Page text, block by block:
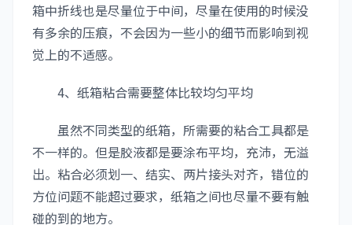
箱中折线也是尽量位于中间，尽量在使用的时候没
有多余的压痕，不会因为一些小的细节而影响到视
觉上的不适感。
4、纸箱粘合需要整体比较均匀平均
虽然不同类型的纸箱，所需要的粘合工具都是
不一样的。但是胶液都是要涂布平均，充沛，无溢
出。粘合必须划一、结实、两片接头对齐，错位的
方位问题不能超过要求，纸箱之间也尽量不要有触
碰的到的地方。